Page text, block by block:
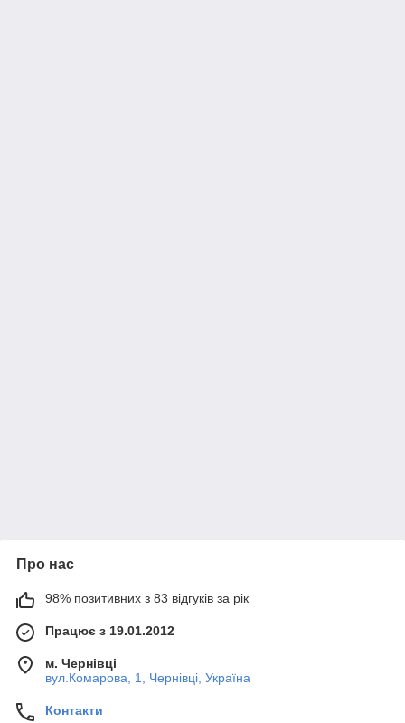
Про нас
98% позитивних з 83 відгуків за рік
Працює з 19.01.2012
м. Чернівці
вул.Комарова, 1, Чернівці, Україна
Контакти